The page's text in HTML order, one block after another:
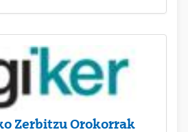
Zerbitzu Orokorrak